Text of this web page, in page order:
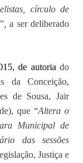
círculo de
a ser deliberado
de autoria do
da Conceição,
de Sousa, Jair
que “Altera o
Municipal de
das sessões
Justiça e